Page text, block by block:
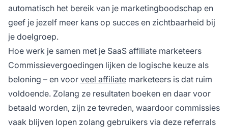
automatisch het bereik van je marketingboodschap en
geef je jezelf meer kans op succes en zichtbaarheid bij
je doelgroep.
Hoe werk je samen met je SaaS affiliate marketeers
Commissievergoedingen lijken de logische keuze als
beloning – en voor veel affiliate marketeers is dat ruim
voldoende. Zolang ze resultaten boeken en daar voor
betaald worden, zijn ze tevreden, waardoor commissies
vaak blijven lopen zolang gebruikers via deze referrals